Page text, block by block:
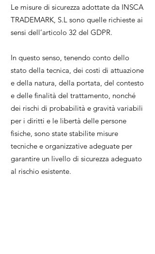
Le misure di sicurezza adottate da INSCA
TRADEMARK, S.L sono quelle richieste ai
sensi dell’articolo 32 del GDPR.
In questo senso, tenendo conto dello
stato della tecnica, dei costi di attuazione
e della natura, della portata, del contesto
e delle finalità del trattamento, nonché
dei rischi di probabilità e gravità variabili
per i diritti e le libertà delle persone
fisiche, sono state stabilite misure
tecniche e organizzative adeguate per
garantire un livello di sicurezza adeguato
al rischio esistente.